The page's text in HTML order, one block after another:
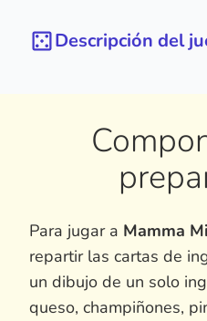
Descripción del
Para jugar a Mamma
repartir las cartas de
un dibujo de un solo
queso, champiñones,